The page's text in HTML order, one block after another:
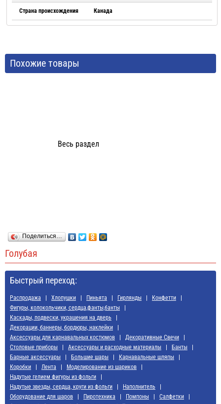
Страна происхождения Канада
Похожие товары
Весь раздел
Поделиться…
Голубая
Быстрый переход:
Распродажа Хлопушки Пиньята Гирлянды
Конфетти
Фигуры, колокольчики, сердца,фанты,банты
Каскады, подвески, украшения на дверь
Декорации, баннеры, бордюры, наклейки
Аксессуары для карнавальных костюмов
Декоративные Свечи
Cтоловые приборы
Аксессуары и расходные материалы
Банты
Барные аксессуары
Большие шары
Карнавальные шляпы
Коробки
Лента
Моделирование из шариков
Надутые гелием фигуры из фольги
Надутые звезды, сердца, круги из фольги
Наполнитель
Оборудование для шаров
Пиротехника Помпоны
Салфетки